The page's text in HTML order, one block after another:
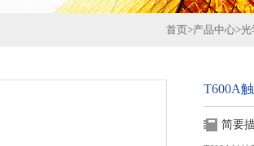
首页>产品中心>光
T600A
简要